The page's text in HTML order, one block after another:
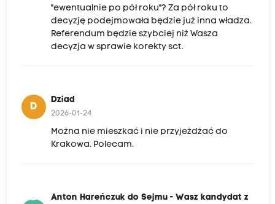
"ewentualnie po pół roku"? Za pół roku to
decyzję podejmowała będzie już inna władza.
Referendum będzie szybciej niż Wasza
decyzja w sprawie korekty sct.
D
Dziad
2026-01-24
Można nie mieszkać i nie przyjeżdżać do
Krakowa. Polecam.
AHDS-
Anton Hareńczuk do Sejmu - Wasz kandydat z